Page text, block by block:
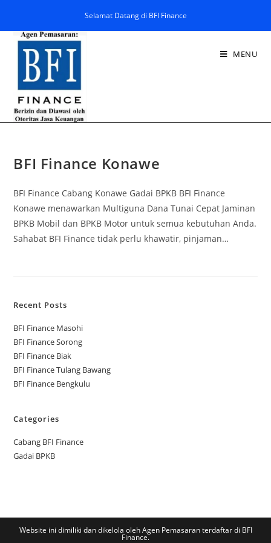
Selamat Datang di BFI Finance
MENU
BFI Finance Konawe
BFI Finance Cabang Konawe Gadai BPKB BFI Finance
Konawe menawarkan Multiguna Dana Tunai Cepat Jaminan
BPKB Mobil dan BPKB Motor untuk semua kebutuhan Anda.
Sahabat BFI Finance tidak perlu khawatir, pinjaman…
Recent Posts
BFI Finance Masohi
BFI Finance Sorong
BFI Finance Biak
BFI Finance Tulang Bawang
BFI Finance Bengkulu
Categories
Cabang BFI Finance
Gadai BPKB
Website ini dimiliki dan dikelola oleh Agen Pemasaran terdaftar di BFI
Finance.